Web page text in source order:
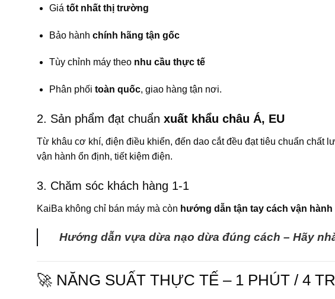
Giá tốt nhất thị trường
Bảo hành chính hãng tận gốc
Tùy chỉnh máy theo nhu cầu thực tế
Phân phối toàn quốc, giao hàng tận nơi.
2. Sản phẩm đạt chuẩn xuất khẩu châu Á, EU
Từ khâu cơ khí, điện điều khiển, đến dao cắt đều đạt tiêu chuẩn chất
vận hành ổn định, tiết kiệm điện.
3. Chăm sóc khách hàng 1-1
KaiBa không chỉ bán máy mà còn hướng dẫn tận tay cách vận
Hướng dẫn vựa dừa nạo dừa đúng cách – Hãy
🚀 NĂNG SUẤT THỰC TẾ – 1 PHÚT / 4